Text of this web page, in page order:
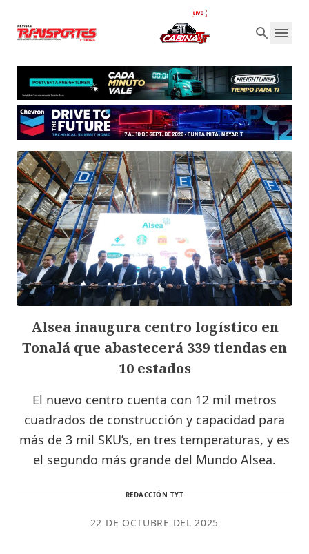
Alsea inaugura centro logístico en
Tonalá que abastecerá 339 tiendas en
10 estados
El nuevo centro cuenta con 12 mil metros
cuadrados de construcción y capacidad para
más de 3 mil SKU’s, en tres temperaturas, y es
el segundo más grande del Mundo Alsea.
REDACCIÓN TYT
22 DE OCTUBRE DEL 2025